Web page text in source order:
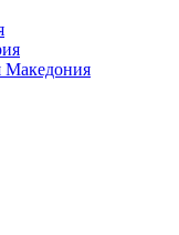
Македония